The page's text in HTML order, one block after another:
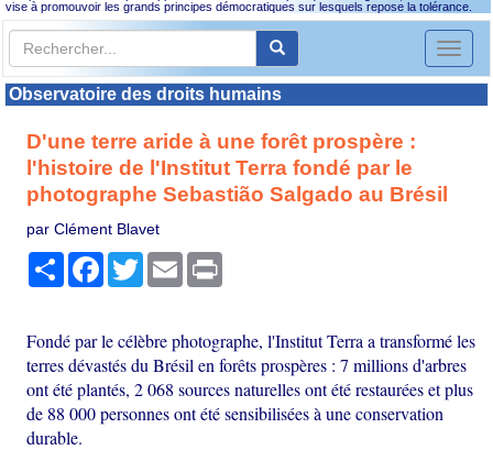
vise à promouvoir les grands principes démocratiques sur lesquels repose la tolérance.
Toggle
Observatoire des droits humains
D'une terre aride à une forêt prospère :
l'histoire de l'Institut Terra fondé par le
photographe Sebastião Salgado au Brésil
par Clément Blavet
PartagerFacebook
TwitterEmail
Fondé par le célèbre photographe, l'Institut Terra a transformé les
terres dévastés du Brésil en forêts prospères : 7 millions d'arbres
ont été plantés, 2 068 sources naturelles ont été restaurées et plus
de 88 000 personnes ont été sensibilisées à une conservation
durable.